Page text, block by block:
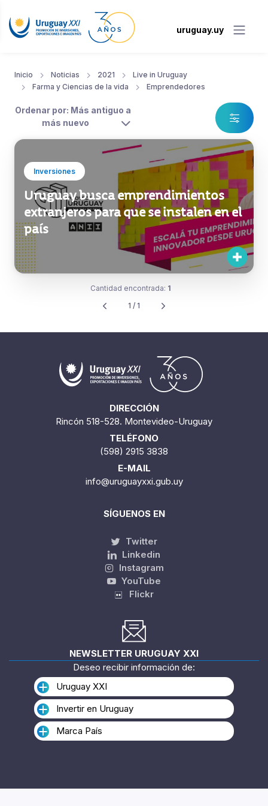
uruguay.uy
Inicio Noticias 2021
Live in Uruguay
Farma y Ciencias de la vida
Emprendedores
Ordenar por: Más antiguo a
más nuevo
Inversiones
Uruguay busca emprendimientos
extranjeros para que se instalen en el
país
Cantidad encontrada: 1
1 / 1
DIRECCIÓN
Rincón 518-528. Montevideo-Uruguay
TELÉFONO
(598) 2915 3838
E-MAIL
info@uruguayxxi.gub.uy
SÍGUENOS EN
Twitter
Linkedin
Instagram
YouTube
Flickr
NEWSLETTER URUGUAY XXI
Deseo recibir información de:
Uruguay XXI
Invertir en Uruguay
Marca País